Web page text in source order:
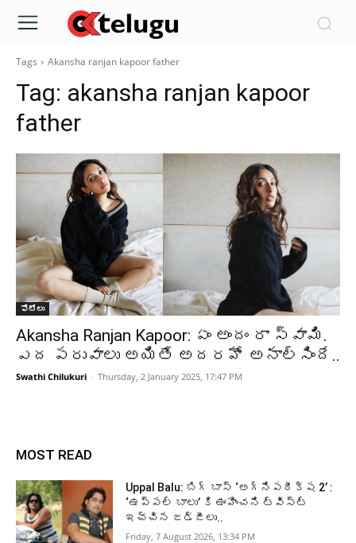
Tags Akansha ranjan kapoor father
Tag: akansha ranjan kapoor
father
ఫోటోలు
Akansha Ranjan Kapoor: ఏం అందం రా స్వామి.
ఎద పరువాలు అయితే అదరహో అనాల్సిందే..
Swathi Chilukuri - Thursday, 2 January 2025, 17:47 PM
MOST READ
Uppal Balu: బిగ్ బాస్ ‘అగ్నిపరీక్ష 2’ :
‘ఉప్పల్ బాలు’ కి ఊహించని ట్విస్ట్
ఇచ్చిన జడ్జీలు..
Friday, 7 August 2026, 13:34 PM